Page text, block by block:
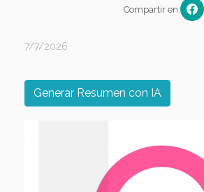
Compartir en:
7/7/2026
Generar Resumen con IA